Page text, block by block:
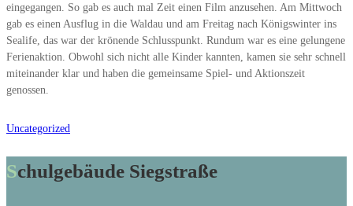
eingegangen. So gab es auch mal Zeit einen Film anzusehen. Am Mittwoch
gab es einen Ausflug in die Waldau und am Freitag nach Königswinter ins
Sealife, das war der krönende Schlusspunkt. Rundum war es eine gelungene
Ferienaktion. Obwohl sich nicht alle Kinder kannten, kamen sie sehr schnell
miteinander klar und haben die gemeinsame Spiel- und Aktionszeit
genossen.
Uncategorized
Schulgebäude Siegstraße